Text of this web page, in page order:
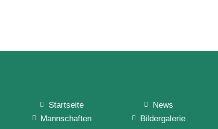
Startseite
Mannschaften
News
Bildergalerie